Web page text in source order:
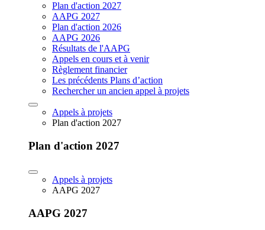
Plan d'action 2027
AAPG 2027
Plan d'action 2026
AAPG 2026
Résultats de l'AAPG
Appels en cours et à venir
Règlement financier
Les précédents Plans d’action
Rechercher un ancien appel à projets
Appels à projets
Plan d'action 2027
Plan d'action 2027
Appels à projets
AAPG 2027
AAPG 2027